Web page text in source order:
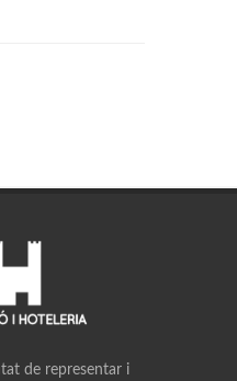
de representar i